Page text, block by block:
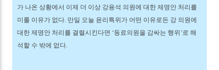
가 나온 상황에서 이제 더 이상 강용석 의원에 대한 제명안 처리를
미룰 이유가 없다. 만일 오늘 윤리특위가 어떤 이유로든 강 의원에
대한 제명안 처리를 결렬시킨다면 ‘동료의원을 감싸는 행위’로 해
석할 수 밖에 없다.